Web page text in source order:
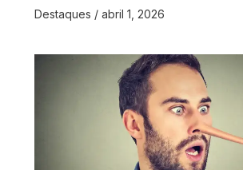
Destaques / abril 1, 2026